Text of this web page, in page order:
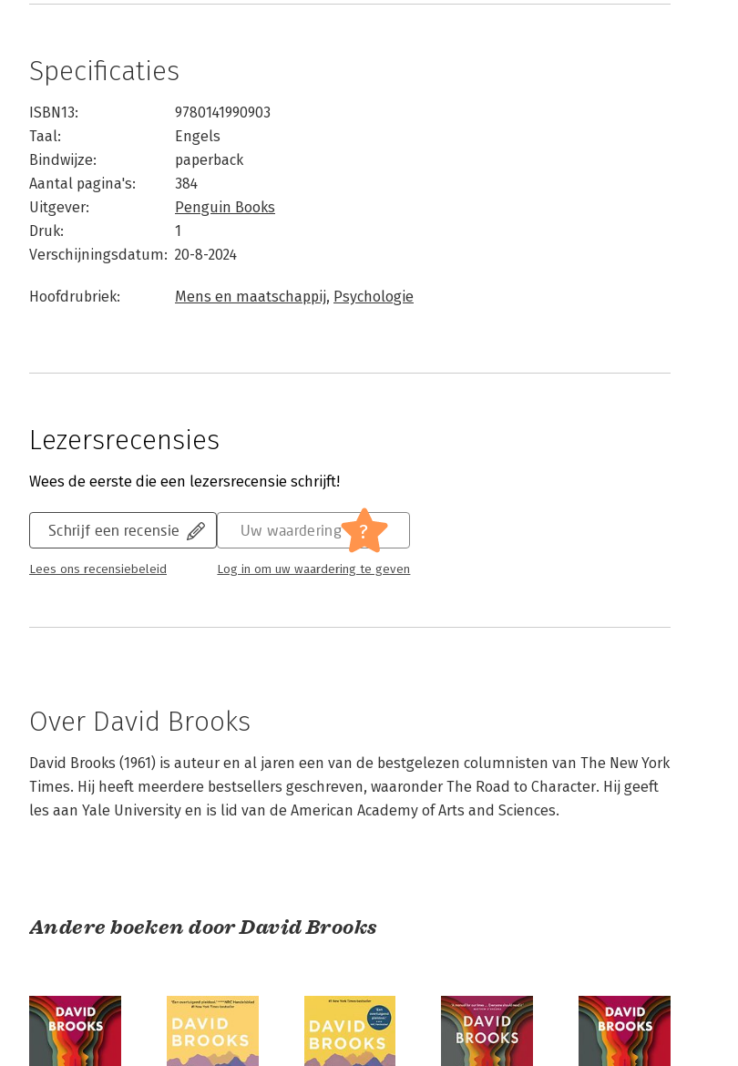
Specificaties
ISBN13:
9780141990903
Taal:
Engels
Bindwijze:
paperback
Aantal pagina's:
384
Uitgever:
Penguin Books
Druk:
1
Verschijningsdatum: 20-8-2024
Hoofdrubriek: Mens en maatschappij, Psychologie
Lezersrecensies
Wees de eerste die een lezersrecensie schrijft!
Schrijf een recensie
Lees ons recensiebeleid
Uw waardering ?
Log in om uw waardering te geven
Over David Brooks
David Brooks (1961) is auteur en al jaren een van de bestgelezen columnisten van The New York
Times. Hij heeft meerdere bestsellers geschreven, waaronder The Road to Character. Hij geeft
les aan Yale University en is lid van de American Academy of Arts and Sciences.
Andere boeken door David Brooks